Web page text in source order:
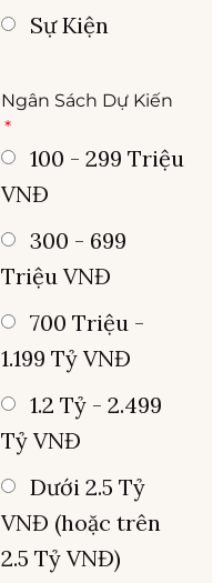
Sự Kiện
Ngân Sách Dự Kiến
100 - 299 Triệu
VNĐ
300 - 699
Triệu VNĐ
700 Triệu -
1.199 Tỷ VNĐ
1.2 Tỷ - 2.499
Tỷ VNĐ
Dưới 2.5 Tỷ
VNĐ (hoặc trên
2.5 Tỷ VNĐ)